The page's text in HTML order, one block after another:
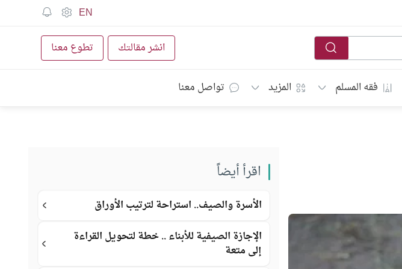
EN
انشر مقالتك تطوع معنا
فقه المسلم المزيد تواصل معنا
اقرأ أيضاً
الأسرة والصيف.. استراحة لترتيب الأوراق
الإجازة الصيفية للأبناء .. خطة لتحويل القراءة
إلى متعة